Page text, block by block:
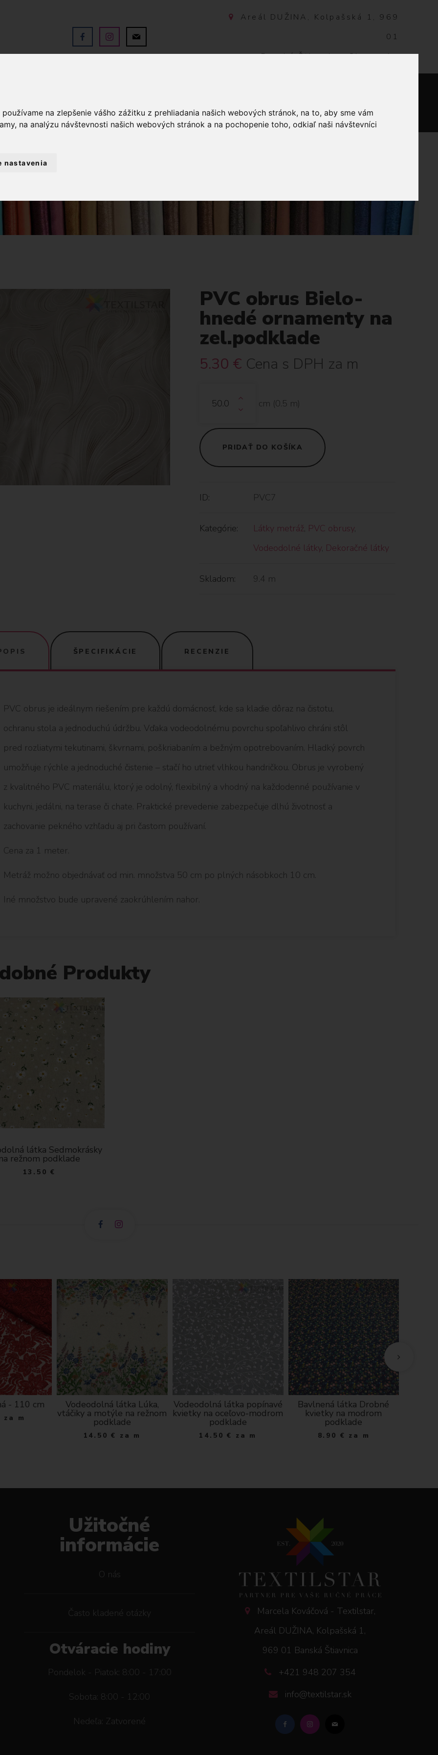
na zlepšenie vášho zážitku z prehliadania našich webových stránok, na to, aby sme vám
na analýzu návštevnosti našich webových stránok a na pochopenie toho, odkiaľ naši návštevníci
nastavenia
Areál DUŽINA, Kolpašská 1, 969
01
Banská Štiavnica, Slovensko
PVC obrus Bielo-
hnedé ornamenty na
zel.podklade
5.30 € Cena s DPH za m
cm (0.5 m)
PRIDAŤ DO KOŠÍKA
ID: PVC7
Kategórie: Látky metráž, PVC obrusy,
Vodeodolné látky, Dekoračné látky
Skladom: 9.4 m
ŠPECIFIKÁCIE RECENZIE
PVC obrus je ideálnym riešením pre každú domácnosť, kde sa kladie dôraz na čistotu,
ochranu stola a jednoduchú údržbu. Vďaka vodeodolnému povrchu spoľahlivo chráni stôl
pred rozliatymi tekutinami, škvrnami, poškriabaním a bežným opotrebovaním. Hladký povrch
umožňuje rýchle a jednoduché čistenie – stačí ho utrieť vlhkou handričkou. Obrus je vyrobený
z kvalitného PVC materiálu, ktorý je odolný, flexibilný a vhodný na každodenné používanie v
kuchyni, jedálni, na terase či chate. Praktické prevedenie zabezpečuje dlhú životnosť a
zachovanie pekného vzhľadu aj pri častom používaní.
Cena za 1 meter.
Metráž možno objednávať od min. množstva 50 cm po plných násobkoch 10 cm.
Iné množstvo bude upravené zaokrúhlením nahor.
Produkty
látka Sedmokrásky
režnom podklade
13.50 €
- 110 cm
za m
Vodeodolná látka Lúka,
vtáčiky a motýle na režnom
podklade
14.50 € za m
Vodeodolná látka popínavé
kvietky na oceľovo-modrom
podklade
14.50 € za m
Bavlnená látka Drobné
kvietky na modrom
podklade
8.90 € za m
Marcela Kováčová - Textilstar,
Areál DUŽINA, Kolpašská 1,
969 01 Banská Štiavnica
+421 948 207 354
info@textilstar.sk
Užitočné
informácie
O nás
Často kladené otázky
Otváracie hodiny
Pondelok - Piatok: 8:00 - 17:00
Sobota: 8:00 - 12:00
Nedeľa: Zatvorené